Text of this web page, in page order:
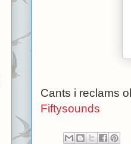
Cants i reclams
Fiftysounds